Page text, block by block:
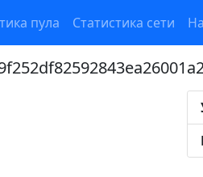
пула Статистика сети